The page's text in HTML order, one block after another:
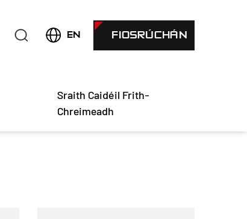
EN FIOSRÚCHÁN
Sraith Caidéil Frith-
Chreimeadh